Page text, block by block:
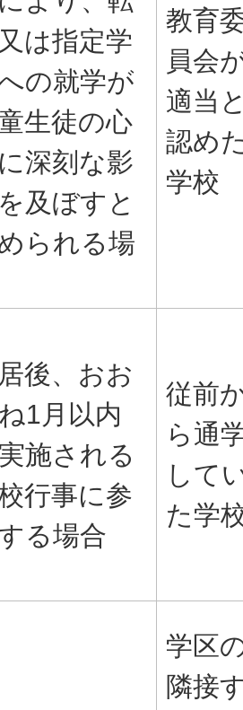
は指定学
の就学が
生徒の心
深刻な影
及ぼすと
られる場
教育
員会
適当
認め
学校
後、おお
1月以内
施される
行事に参
る場合
従前
ら通
して
た学
学区
隣接